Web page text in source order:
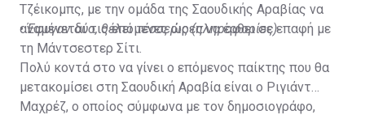
Τζέικομπς, με την ομάδα της Σαουδικής Αραβίας να
αναμένεται τις επόμενες ώρες να έρθει σε επαφή με
τη Μάντσεστερ Σίτι.
•Έφυγαν δύο, θέλει τέσσερις (πληροφορίες)
Πολύ κοντά στο να γίνει ο επόμενος παίκτης που θα
μετακομίσει στη Σαουδική Αραβία είναι ο Ριγιάντ
Μαχρέζ, ο οποίος σύμφωνα με τον δημοσιογράφο,